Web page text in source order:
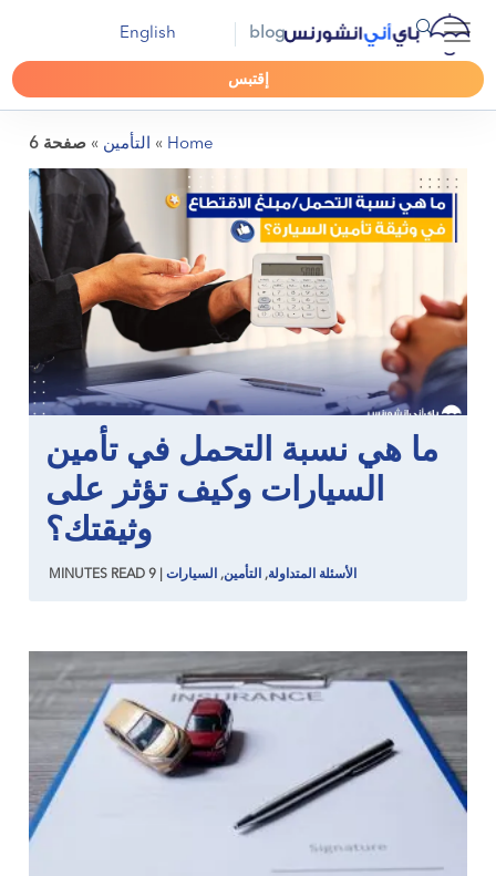
blog
English
إقتبس
Home
» التأمين » صفحة 6
ما هي نسبة التحمل في تأمين
السيارات وكيف تؤثر على
وثيقتك؟
الأسئلة المتداولة, التأمين, السيارات 9
MINUTES READ